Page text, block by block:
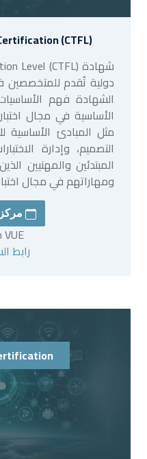
(CTFL)
دولية تُقدم للمتخصصين
الشهادة فهم
الأساسية في مجال
مثل المبادئ الأساسية
التصميم، وإدارة
المبتدئين والمهنيين
ومهاراتهم في مجال
مركز
رابط